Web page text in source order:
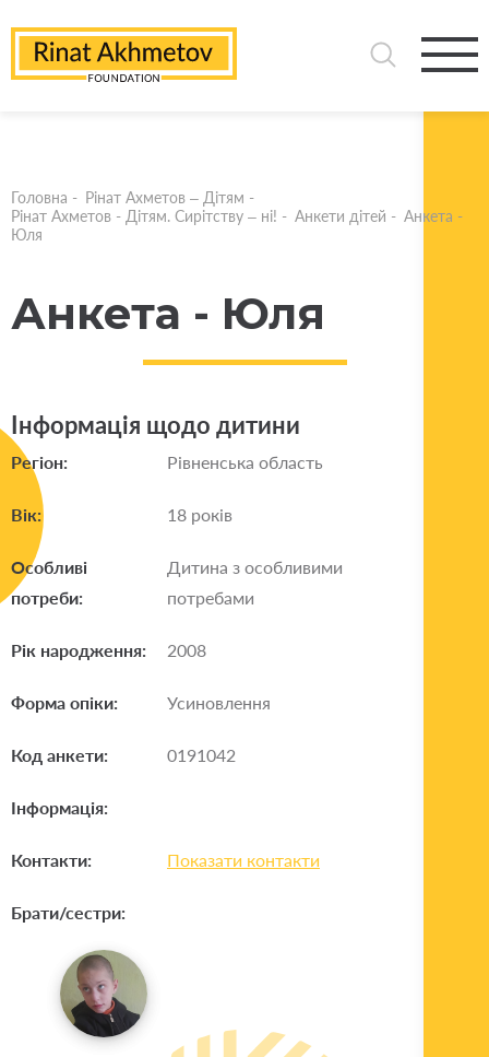
Головна - Рінат Ахметов – Дітям -
Рінат Ахметов - Дітям. Сирітству – ні! - Анкети дітей - Анкета -
Юля
Анкета - Юля
Інформація щодо дитини
Регіон: Рівненська область
Вік: 18 років
Особливі
потреби:
Дитина з особливими
потребами
Рік народження: 2008
Форма опіки: Усиновлення
Код анкети: 0191042
Інформація:
Контакти: Показати контакти
Брати/сестри: